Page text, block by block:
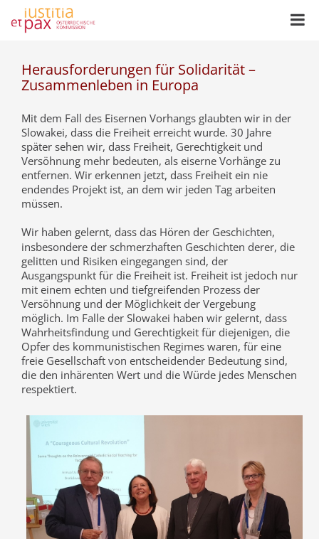
Herausforderungen für Solidarität –
Zusammenleben in Europa
Mit dem Fall des Eisernen Vorhangs glaubten wir in der
Slowakei, dass die Freiheit erreicht wurde. 30 Jahre
später sehen wir, dass Freiheit, Gerechtigkeit und
Versöhnung mehr bedeuten, als eiserne Vorhänge zu
entfernen. Wir erkennen jetzt, dass Freiheit ein nie
endendes Projekt ist, an dem wir jeden Tag arbeiten
müssen.
Wir haben gelernt, dass das Hören der Geschichten,
insbesondere der schmerzhaften Geschichten derer, die
gelitten und Risiken eingegangen sind, der
Ausgangspunkt für die Freiheit ist. Freiheit ist jedoch nur
mit einem echten und tiefgreifenden Prozess der
Versöhnung und der Möglichkeit der Vergebung
möglich. Im Falle der Slowakei haben wir gelernt, dass
Wahrheitsfindung und Gerechtigkeit für diejenigen, die
Opfer des kommunistischen Regimes waren, für eine
freie Gesellschaft von entscheidender Bedeutung sind,
die den inhärenten Wert und die Würde jedes Menschen
respektiert.